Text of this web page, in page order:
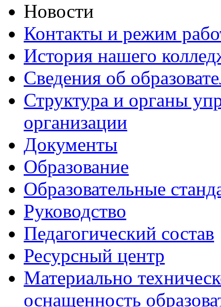
Новости
Контакты и режим
История нашего
Сведения об
Структура и органы
организации
Документы
Образование
Образовательные
Руководство
Педагогический состав
Ресурсный центр
Материально
оснащенность